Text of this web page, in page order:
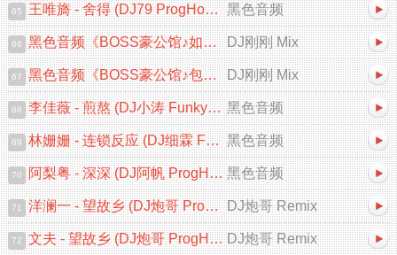
65 王唯旖 - 舍得 (DJ79 ProgHouse Remix 2025) 黑色音频
66 黑色音频《BOSS豪公馆♪如果最后不是你♪中文跳舞大碟V2》DJ刚刚 Mix DJ刚刚 Mix
67 黑色音频《BOSS豪公馆♪包房专用♪中文跳舞大碟V2》DJ刚刚 Mix DJ刚刚 Mix
68 李佳薇 - 煎熬 (DJ小涛 FunkyHouse Remix 2025) 黑色音频
69 林姗姗 - 连锁反应 (DJ细霖 FunkyHouse Remix 2025)粤语 黑色音频
70 阿梨粤 - 深深 (DJ阿帆 ProgHouse Remix 2025)粤语 黑色音频
71 洋澜一 - 望故乡 (DJ炮哥 ProgHouse Remix 2025) DJ炮哥 Remix
72 文夫 - 望故乡 (DJ炮哥 ProgHouse Remix 2025) DJ炮哥 Remix